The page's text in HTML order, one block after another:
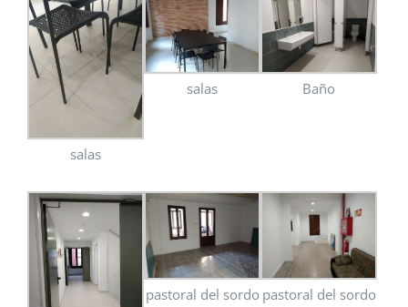
salas
salas Baño
pastoral del sordo pastoral del sordo